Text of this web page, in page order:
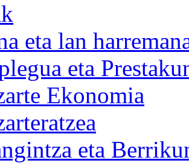
eta lan
eta
Ekonomia
eta